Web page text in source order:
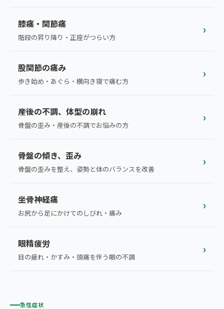
疲労回復
ゴルフ
中国
九州
鹿児島エリア（3院）
→ エリア一覧（全11エリア）
膝痛・関節痛
階段の昇り降り・正座がつらい方
›
股関節の痛み
歩き始め・あぐら・横向き寝で痛む方
›
産後の不調、体型の崩れ
骨盤の歪み・産後の不調でお悩みの方
›
骨盤の傾き、歪み
骨盤の歪みを整え、姿勢と体のバランスを改善
›
坐骨神経痛
お尻から足にかけてのしびれ・痛み
›
眼精疲労
目の疲れ・かすみ・頭痛を伴う眼の不調
›
急性症状